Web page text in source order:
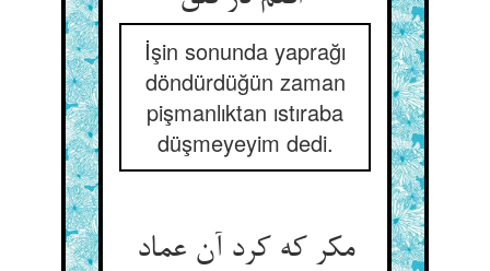
İşin sonunda yaprağı
döndürdüğün zaman
pişmanlıktan ıstıraba
düşmeyeyim dedi.
مکر که کرد آن عماد